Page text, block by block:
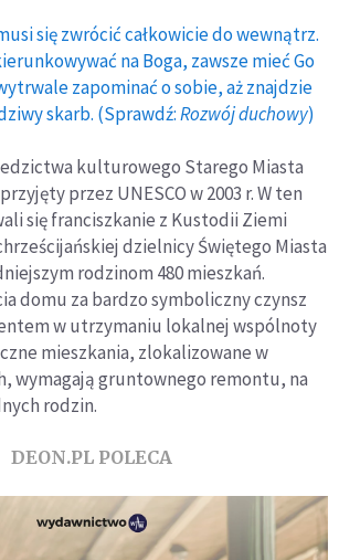
się zwrócić całkowicie do wewnątrz.
na Boga, zawsze mieć Go
zapominać o sobie, aż znajdzie
skarb. (Sprawdź:Rozwój duchowy)
kulturowego Starego Miasta
przez UNESCO w 2003 r. W ten
się franciszkanie z Kustodii Ziemi
dzielnicy Świętego Miasta
rodzinom 480 mieszkań.
domu za bardzo symboliczny czynsz
w utrzymaniu lokalnej wspólnoty
mieszkania, zlokalizowane w
wymagają gruntownego remontu, na
rodzin.
DEON.PL POLECA